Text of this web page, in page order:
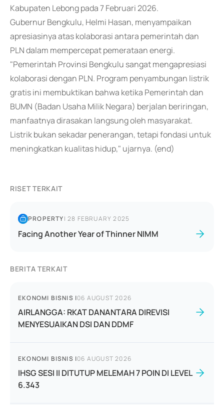
Kabupaten Lebong pada 7 Februari 2026.
Gubernur Bengkulu, Helmi Hasan, menyampaikan
apresiasinya atas kolaborasi antara pemerintah dan
PLN dalam mempercepat pemerataan energi.
"Pemerintah Provinsi Bengkulu sangat mengapresiasi
kolaborasi dengan PLN. Program penyambungan listrik
gratis ini membuktikan bahwa ketika Pemerintah dan
BUMN (Badan Usaha Milik Negara) berjalan beriringan,
manfaatnya dirasakan langsung oleh masyarakat.
Listrik bukan sekadar penerangan, tetapi fondasi untuk
meningkatkan kualitas hidup," ujarnya. (end)
RISET TERKAIT
PROPERTY|28 FEBRUARY 2025
Facing Another Year of Thinner NIMM
BERITA TERKAIT
EKONOMI BISNIS |06 AUGUST 2026
AIRLANGGA: RKAT DANANTARA DIREVISI
MENYESUAIKAN DSI DAN DDMF
EKONOMI BISNIS |06 AUGUST 2026
IHSG SESI II DITUTUP MELEMAH 7 POIN DI LEVEL
6.343